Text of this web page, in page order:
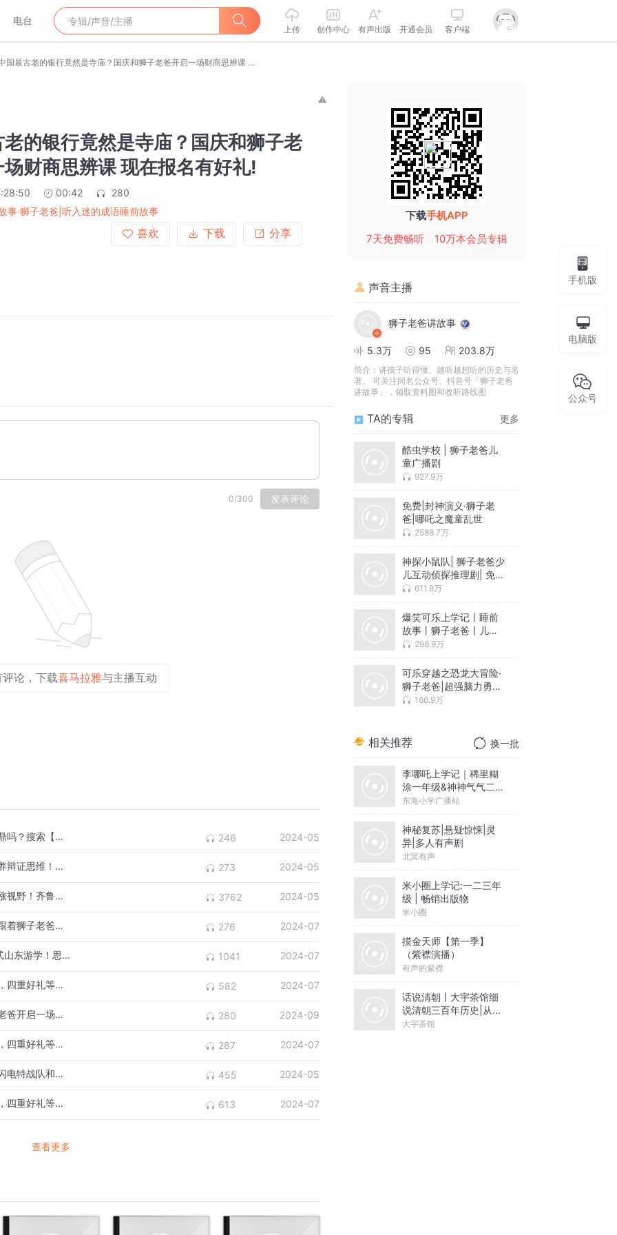
电台
上传 创作中心 有声出版 开通会员 客户端
中国最古老的银行竟然是寺庙？国庆和狮子老爸开启一场财商思辨课 现在报名有好礼!
的银行竟然是寺庙？国庆和狮子老
财商思辨课 现在报名有好礼!
00:42
280
事·狮子老爸|听入迷的成语睡前故事
喜欢
下载 分享
0/300 发表评论
论，下载喜马拉雅与主播互动
为什么秦始皇叫嬴政？项羽真的能扛起千斤鼎吗？搜索【狮子老爸楚汉争霸】寻找答案吧！ 246 2024-05
听【狮子老爸楚汉争霸】读懂中国历史！培养辩证思维！做豁达少年！ 273 2024-05
狮子老爸亲自带队，暑期不废妈，轻松甩娃涨视野！齐鲁、泰山、西安、新加坡深度游！ 3762 2024-05
可乐诗词第六季【八年级】惊喜上线！快来跟着狮子老爸一起学习爆笑语文课吧! 276 2024-07
狮子老爸邀你登临“泰山之巅”，来一场沉浸式山东游学！思辨山东为什么不出皇帝！ 1041 2024-07
狮子老爸陪你欢度国庆！十一福利重磅来袭，四重好礼等你来领！ 582 2024-07
中国最古老的银行竟然是寺庙？国庆和狮子老爸开启一场财商思辨课 现在报名有好礼! 280 2024-09
狮子老爸陪你欢度国庆！十一福利重磅来袭，四重好礼等你来领！ 287 2024-07
山海经里最凶猛的异兽竟然是它？快来加入闪电特战队和可乐一起打败异兽吧！ 455 2024-05
狮子老爸陪你欢度国庆！十一福利重磅来袭，四重好礼等你来领！ 613 2024-07
查看更多
下载手机APP
7天免费畅听
10万本会员专辑
声音主播
狮子老爸讲故事
5.3万 95 203.8万
简介： 讲孩子听得懂、越听越想听的历史与名
著。 可关注同名公众号、抖音号「狮子老爸
讲故事」，领取资料图和收听路线图
TA的专辑 更多
酷虫学校 | 狮子老爸儿
童广播剧
927.9万
免费|封神演义·狮子老
爸|哪吒之魔童乱世
2588.7万
神探小鼠队| 狮子老爸少
儿互动侦探推理剧| 免费
版 611.8万
爆笑可乐上学记丨睡前
故事丨狮子老爸丨儿童
成长故事
298.9万
可乐穿越之恐龙大冒险·
狮子老爸|超强脑力勇闯
白垩纪166.9万
相关推荐 换一批
李哪吒上学记｜稀里糊
涂一年级&神神气气二年
级
东海小学广播站
神秘复苏|悬疑惊悚|灵
异|多人有声剧
北冥有声
米小圈上学记:一二三年
级 | 畅销出版物
米小圈
摸金天师【第一季】
（紫襟演播）
有声的紫襟
话说清朝丨大宇茶馆细
说清朝三百年历史|从努
尔哈赤到末代皇帝溥仪|
大宇茶馆
手机版
电脑版
公众号